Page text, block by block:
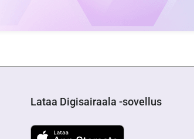
Lataa Digisairaala -sovellus